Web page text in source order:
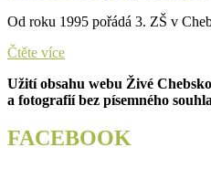
Od roku 1995 pořádá 3. ZŠ v
Čtěte víceNa
Zlaté
míle
postaví
běžci
Užití obsahu webu Živé
a fotografií bez písemného
FACEBOOK